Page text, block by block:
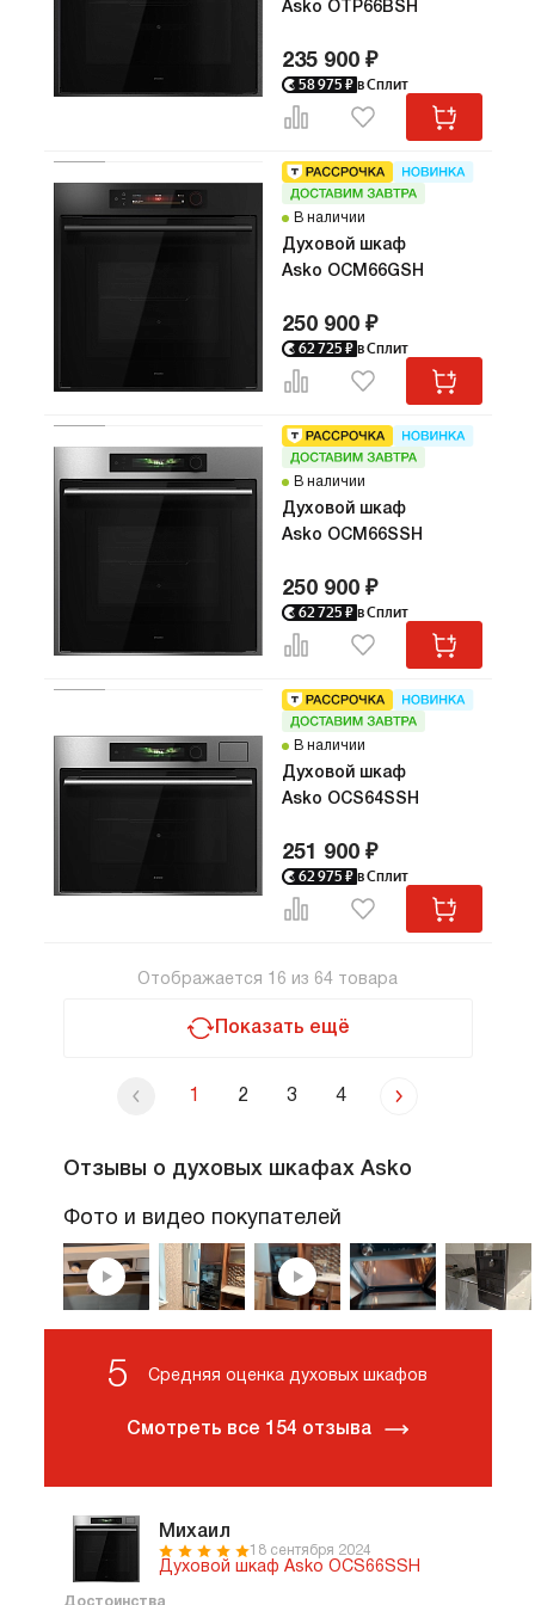
Asko OTP66BSH
235 900 ₽
58 975 ₽ в Сплит
В наличии
Духовой шкаф
Asko OCM66GSH
250 900 ₽
62 725 ₽ в Сплит
В наличии
Духовой шкаф
Asko OCM66SSH
250 900 ₽
62 725 ₽ в Сплит
В наличии
Духовой шкаф
Asko OCS64SSH
251 900 ₽
62 975 ₽ в Сплит
Отображается 16 из 64 товара
Показать ещё
1 2 3 4
Отзывы о духовых шкафах Asko
Фото и видео покупателей
Михаил
18 сентября 2024
Духовой шкаф Asko OCS66SSH
Достоинства
5 Средняя оценка духовых шкафов
Смотреть все 154 отзыва